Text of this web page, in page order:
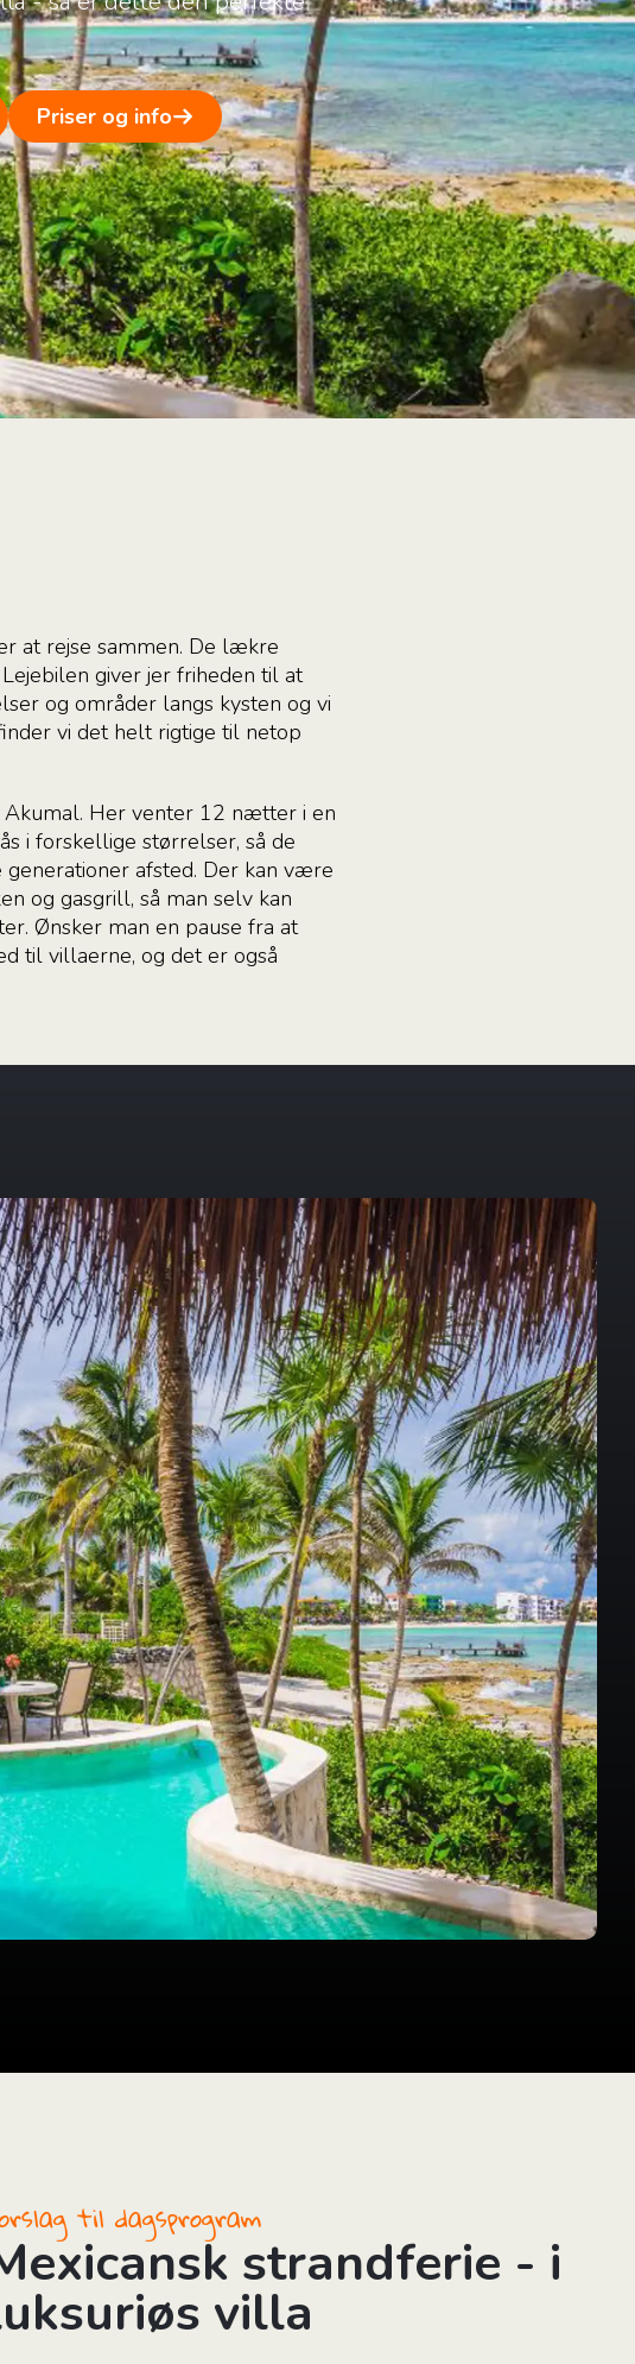
Priser og info
at rejse sammen. De lækre
giver jer friheden til at
og områder langs kysten og vi
vi det helt rigtige til netop
Her venter 12 nætter i en
i forskellige størrelser, så de
afsted. Der kan være
og gasgrill, så man selv kan
Ønsker man en pause fra at
til villaerne, og det er også
til dagsprogram
strandferie - i
villa